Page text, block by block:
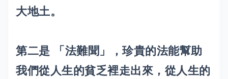
大地土。
第二是 「法難聞」，珍貴的法能幫助
我們從人生的貧乏裡走出來，從人生的